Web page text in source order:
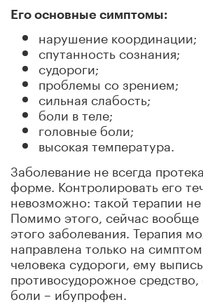
Его основные симптомы:
нарушение координации;
спутанность сознания;
судороги;
проблемы со зрением;
сильная слабость;
боли в теле;
головные боли;
высокая температура.
Заболевание не всегда
форме. Контролировать его
невозможно: такой терапии не
Помимо этого, сейчас вообще
этого заболевания. Терапия
направлена только на
человека судороги, ему
противосудорожное
боли – ибупрофен.